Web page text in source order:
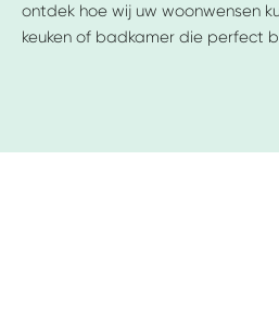
ontdek hoe wij uw woonwensen
keuken of badkamer die perfect